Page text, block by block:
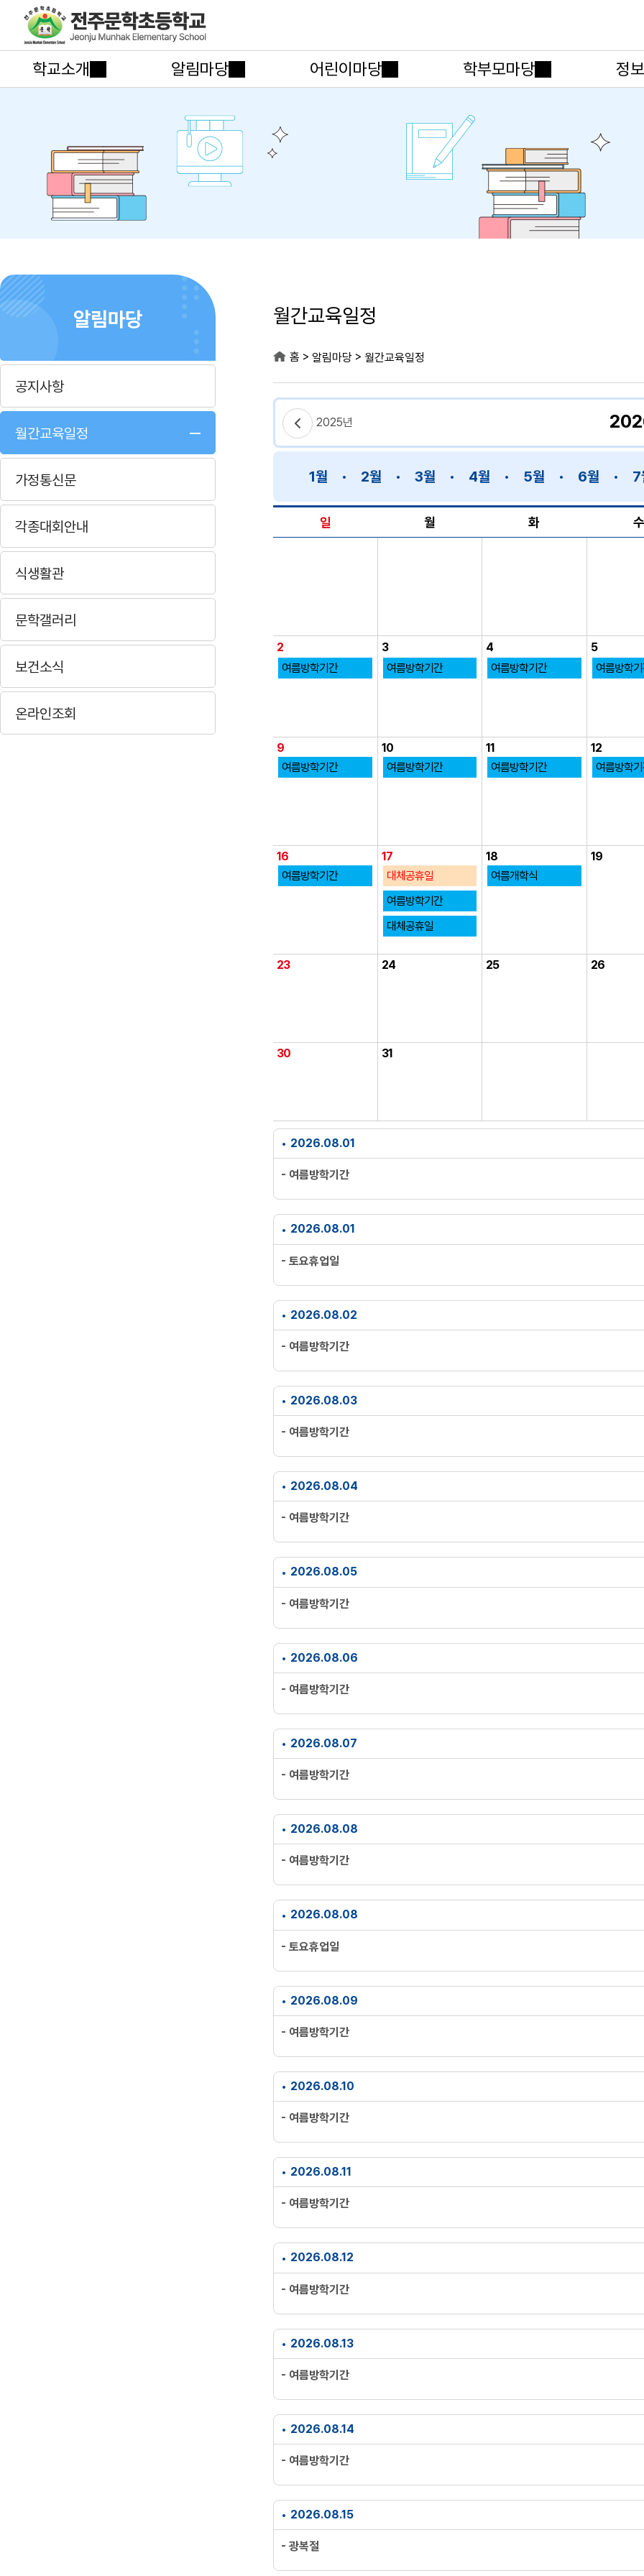
학교소개 알림마당 어린이마당 학부모마당 정
알림마당
공지사항
월간교육일정
가정통신문
각종대회안내
식생활관
문학갤러리
보건소식
온라인조회
월간교육일정
홈 > 알림마당 > 월간교육일정
2025년
1월 2월 3월 4월 5월 6월 7
일 월 화 수
2 3 4 5
여름방학기간
여름방학기간 여름방학기간 여름방학
9 10 11 12
여름방학기간
여름방학기간 여름방학기간 여름방학
16 17 18 19
여름방학기간
대체공휴일 여름개학식
여름방학기간
대체공휴일
23 24 25 26
30 31
2026.08.01
- 여름방학기간
2026.08.01
- 토요휴업일
2026.08.02
- 여름방학기간
2026.08.03
- 여름방학기간
2026.08.04
- 여름방학기간
2026.08.05
- 여름방학기간
2026.08.06
- 여름방학기간
2026.08.07
- 여름방학기간
2026.08.08
- 여름방학기간
2026.08.08
- 토요휴업일
2026.08.09
- 여름방학기간
2026.08.10
- 여름방학기간
2026.08.11
- 여름방학기간
2026.08.12
- 여름방학기간
2026.08.13
- 여름방학기간
2026.08.14
- 여름방학기간
2026.08.15
- 광복절